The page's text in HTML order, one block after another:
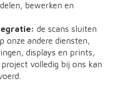
bewerken en
de scans sluiten
onze andere diensten,
displays en prints,
volledig bij ons kan